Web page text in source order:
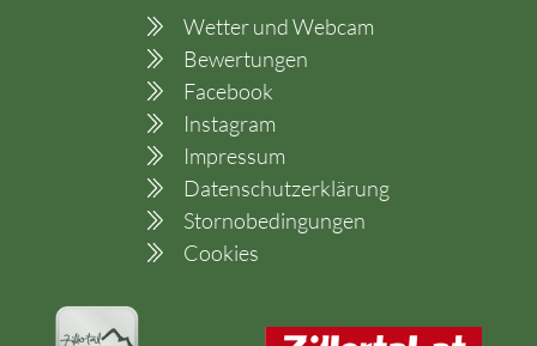
Wetter und Webcam
Bewertungen
Facebook
Instagram
Impressum
Datenschutzerklärung
Stornobedingungen
Cookies